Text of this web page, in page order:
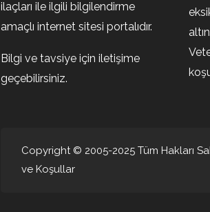
ilaçları ile ilgili bilgilendirme
amaçlı internet sitesi portalıdır.
Bilgi ve tavsiye için iletişime
geçebilirsiniz.
Copyright © 2005-2025 Tüm Hakları
ve Koşullar